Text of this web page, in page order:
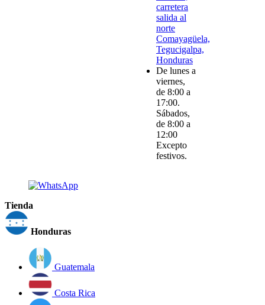
carretera
salida al
norte
Comayagüela,
Tegucigalpa,
Honduras
De lunes a
viernes,
de 8:00 a
17:00.
Sábados,
de 8:00 a
12:00
Excepto
festivos.
Tienda
Honduras
Guatemala
Costa Rica